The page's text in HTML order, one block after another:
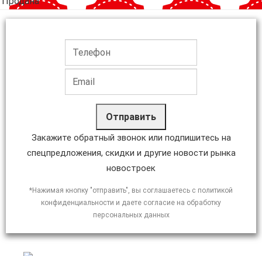
Отправить
Закажите обратный звонок или подпишитесь на
спецпредложения, скидки и другие новости рынка
новостроек
*Нажимая кнопку "отправить", вы соглашаетесь с политикой
конфиденциальности и даете согласие на обработку
персональных данных